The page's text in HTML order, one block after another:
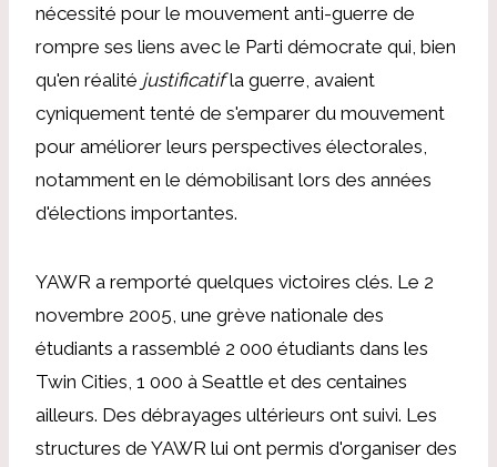
nécessité pour le mouvement anti-guerre de
rompre ses liens avec le Parti démocrate qui, bien
qu'en réalité justificatifla guerre, avaient
cyniquement tenté de s'emparer du mouvement
pour améliorer leurs perspectives électorales,
notamment en le démobilisant lors des années
d'élections importantes.
YAWR a remporté quelques victoires clés. Le 2
novembre 2005, une grève nationale des
étudiants a rassemblé 2 000 étudiants dans les
Twin Cities, 1 000 à Seattle et des centaines
ailleurs. Des débrayages ultérieurs ont suivi. Les
structures de YAWR lui ont permis d'organiser des